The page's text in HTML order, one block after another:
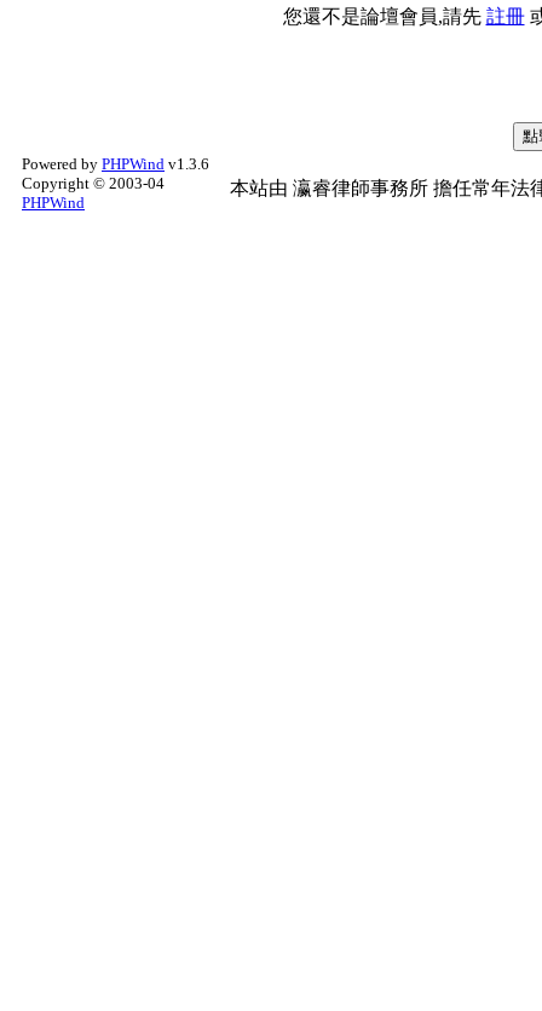
您還不是論壇會員,請先 註冊
Powered by PHPWind v1.3.6
Copyright © 2003-04
PHPWind
本站由 瀛睿律師事務所 擔任常年法